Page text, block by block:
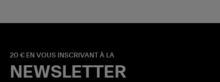
20 € EN VOUS INSCRIVANT À LA
NEWSLETTER